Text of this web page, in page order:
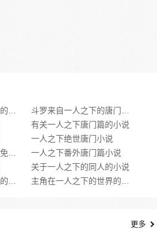
有关一人之下唐门篇的小说
一人之下绝世唐门小说
一人之下番外唐门篇小说
关于一人之下的同人的小说
更多